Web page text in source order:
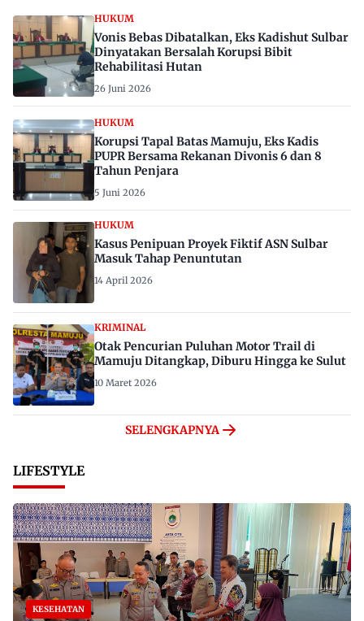
HUKUM
Vonis Bebas Dibatalkan, Eks Kadishut Sulbar
Dinyatakan Bersalah Korupsi Bibit
Rehabilitasi Hutan
26 Juni 2026
HUKUM
Korupsi Tapal Batas Mamuju, Eks Kadis
PUPR Bersama Rekanan Divonis 6 dan 8
Tahun Penjara
5 Juni 2026
HUKUM
Kasus Penipuan Proyek Fiktif ASN Sulbar
Masuk Tahap Penuntutan
14 April 2026
KRIMINAL
Otak Pencurian Puluhan Motor Trail di
Mamuju Ditangkap, Diburu Hingga ke Sulut
10 Maret 2026
SELENGKAPNYA
LIFESTYLE
KESEHATAN